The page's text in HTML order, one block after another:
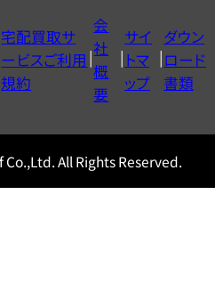
宅配買取サ
ービスご利用
規約
会
社
概
要
サイ
トマ
ップ
ダウン
ロード
書類
All Rights Reserved.